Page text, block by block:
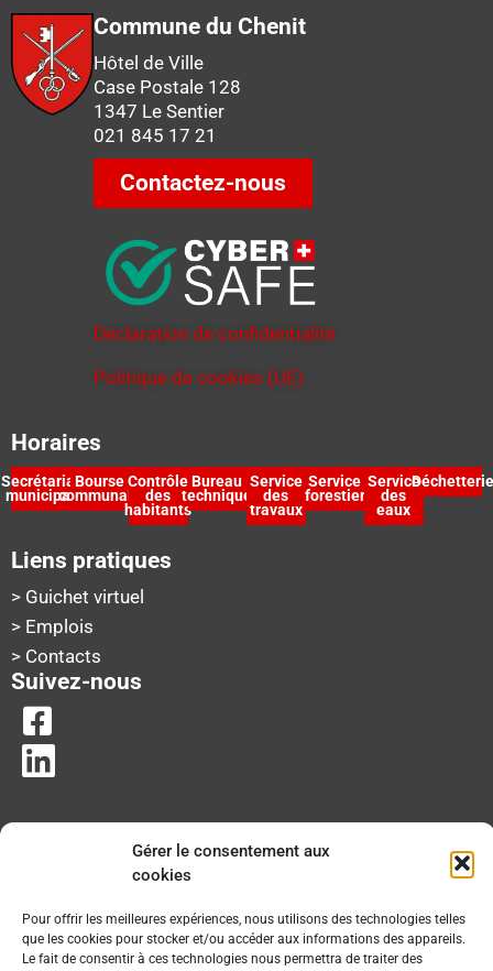
Gérer le consentement aux
cookies
Pour offrir les meilleures expériences, nous utilisons des technologies telles
que les cookies pour stocker et/ou accéder aux informations des appareils.
Le fait de consentir à ces technologies nous permettra de traiter des
Commune du Chenit
Hôtel de Ville
Case Postale 128
1347 Le Sentier
021 845 17 21
Contactez-nous
Déclaration de confidentialité
Politique de cookies (UE)
Horaires
Secrétariat
municipal
Bourse
communale
Contrôle
des
habitants
Bureau
technique
Service
des
travaux
Service
forestier
Service
des
eaux
Déchetterie
Liens pratiques
> Guichet virtuel
> Emplois
> Contacts
Suivez-nous